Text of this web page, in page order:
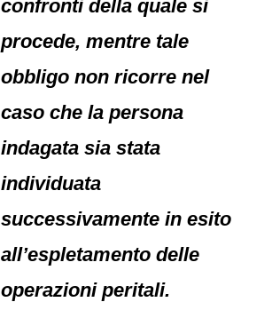
confronti della quale si
procede, mentre tale
obbligo non ricorre nel
caso che la persona
indagata sia stata
individuata
successivamente in esito
all’espletamento delle
operazioni peritali.